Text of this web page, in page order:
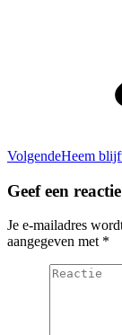
VolgendeVolgend
Heem
Geef een reactie
Je e-mailadres
aangegeven met *